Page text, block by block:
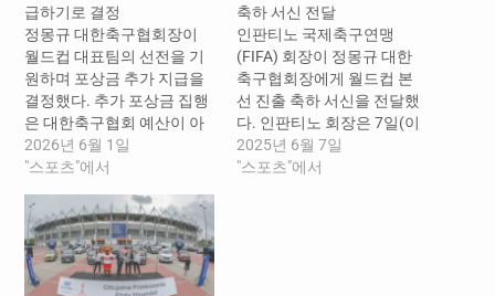
급하기로 결정
정몽규 대한축구협회장이
월드컵 대표팀의 선전을 기
원하며 포상금 추가 지급을
결정했다. 추가 포상금 집행
은 대한축구협회 예산이 아
닌 별도 기부로 이뤄진다. 정
몽규 회장은 1일 대한축구협
토너먼트를 통과할 때마다
포상금을 추가 지급하겠
다”면서 “32강 진출 시 10억,
16강 진출 시 20억, 8강 진출
2026년 6월 1일
"스포츠"에서
축하 서신 전달
인판티노 국제축구연맹
(FIFA) 회장이 정몽규 대한
축구협회장에게 월드컵 본
선 진출 축하 서신을 전달했
다. 인판티노 회장은 7일(이
하 한국시간) 마티아스 그라
프스트롬 FIFA 사무총장과
2025년 6월 7일
"스포츠"에서